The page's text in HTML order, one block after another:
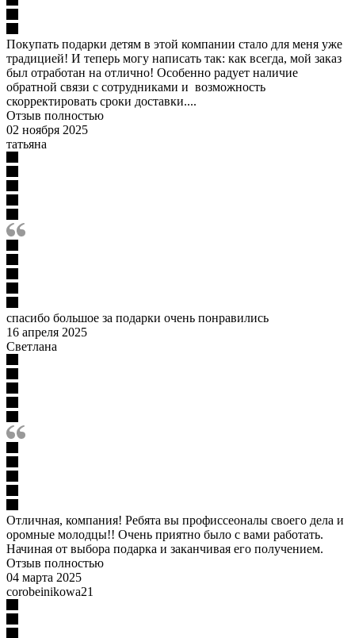
Покупать подарки детям в этой компании стало для меня уже
традицией! И теперь могу написать так: как всегда, мой заказ
был отработан на отлично! Особенно радует наличие
обратной связи с сотрудниками и возможность
скорректировать сроки доставки....
Отзыв полностью
02 ноября 2025
татьяна
спасибо большое за подарки очень понравились
16 апреля 2025
Светлана
Отличная, компания! Ребята вы профиссеоналы своего дела и
оромные молодцы!! Очень приятно было с вами работать.
Начиная от выбора подарка и заканчивая его получением.
Отзыв полностью
04 марта 2025
corobeinikowa21